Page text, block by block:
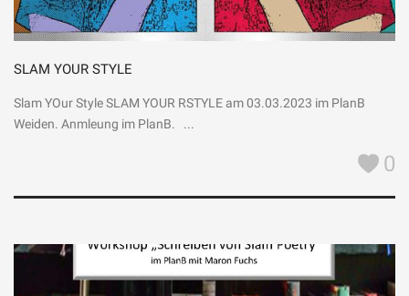
SLAM YOUR STYLE
Slam YOur Style SLAM YOUR RSTYLE am 03.03.2023 im PlanB
Weiden. Anmleung im PlanB. ...
0